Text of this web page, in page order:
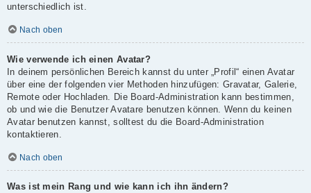
unterschiedlich ist.
Nach oben
Wie verwende ich einen Avatar?
In deinem persönlichen Bereich kannst du unter „Profil“ einen Avatar
über eine der folgenden vier Methoden hinzufügen: Gravatar, Galerie,
Remote oder Hochladen. Die Board-Administration kann bestimmen,
ob und wie die Benutzer Avatare benutzen können. Wenn du keinen
Avatar benutzen kannst, solltest du die Board-Administration
kontaktieren.
Nach oben
Was ist mein Rang und wie kann ich ihn ändern?